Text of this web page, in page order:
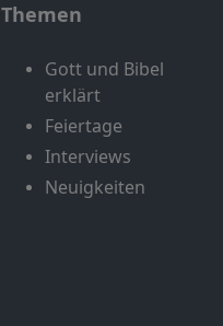
Themen
Gott und Bibel
erklärt
Feiertage
Interviews
Neuigkeiten